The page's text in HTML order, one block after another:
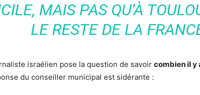
MAIS PAS QU’À
LE RESTE DE LA
israélien pose la question de savoir combien il y
du conseiller municipal est sidérante :